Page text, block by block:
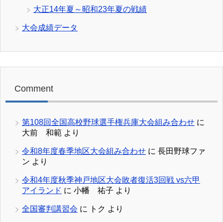
大正14年夏～昭和23年夏の戦績
大会成績データ
Comment
第108回全国高校野球選手権兵庫大会組み合わせ に
大前 和範 より
令和8年度春季地区大会組み合わせ に 長田野球ファ
ン より
令和4年度秋季神戸地区大会敗者復活3回戦 vs六甲
アイランド に 小幡 祐子 より
全国審判講習会 に トク より